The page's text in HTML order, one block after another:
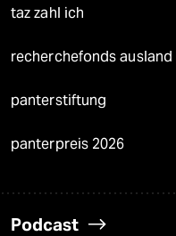
taz zahl ich
recherchefonds ausland
panterstiftung
panterpreis 2026
Podcast